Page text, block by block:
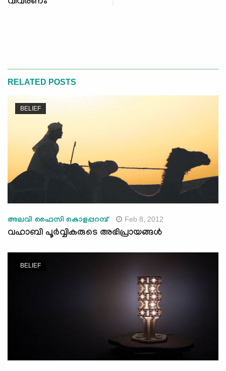
RELATED POSTS
BELIEF
അലവി ഫൈസി കൊളപ്പറമ്പ് Feb 8, 2012
വഹാബി പൂര്‍വ്വികരുടെ അഭിപ്രായങ്ങള്‍
BELIEF